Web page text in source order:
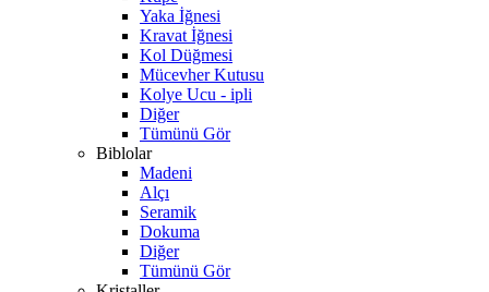
Yaka İğnesi
Kravat İğnesi
Kol Düğmesi
Mücevher Kutusu
Kolye Ucu - ipli
Diğer
Tümünü Gör
Biblolar
Madeni
Alçı
Seramik
Dokuma
Diğer
Tümünü Gör